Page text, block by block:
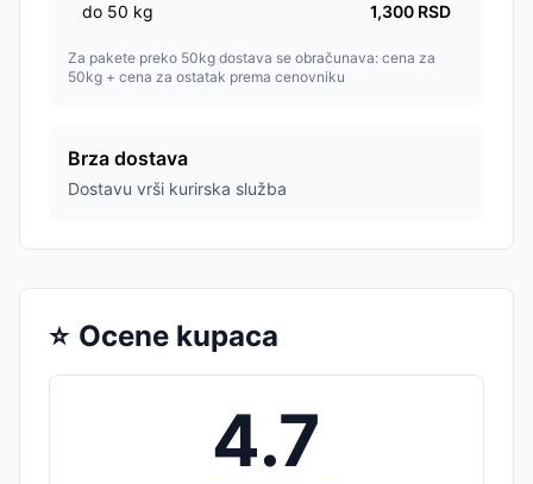
do 50 kg 1,300 RSD
Za pakete preko 50kg dostava se obračunava: cena za
50kg + cena za ostatak prema cenovniku
Brza dostava
Dostavu vrši kurirska služba
⭐ Ocene kupaca
4.7